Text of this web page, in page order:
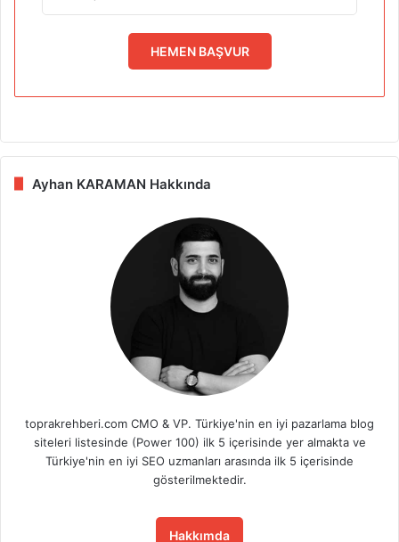
HEMEN BAŞVUR
Ayhan KARAMAN Hakkında
toprakrehberi.com CMO & VP. Türkiye'nin en iyi pazarlama blog
siteleri listesinde (Power 100) ilk 5 içerisinde yer almakta ve
Türkiye'nin en iyi SEO uzmanları arasında ilk 5 içerisinde
gösterilmektedir.
Hakkımda